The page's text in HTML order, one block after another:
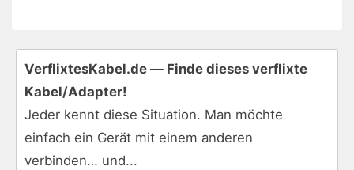
VerflixtesKabel.de — Finde dieses verflixte
Kabel/Adapter!
Jeder kennt diese Situation. Man möchte
einfach ein Gerät mit einem anderen
verbinden… und...